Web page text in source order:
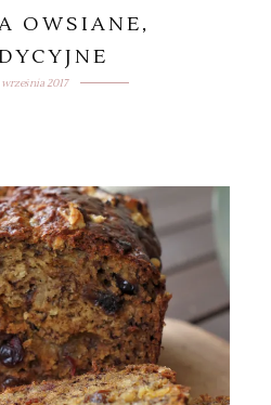
OWSIANE,
września 2017